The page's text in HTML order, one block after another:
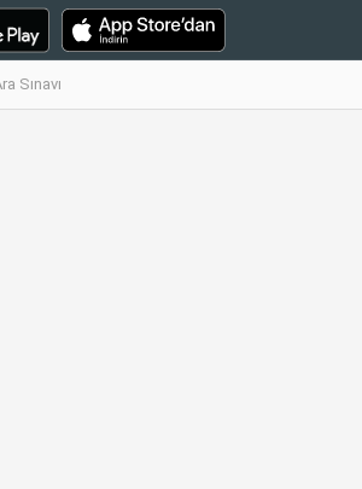
Sınavı